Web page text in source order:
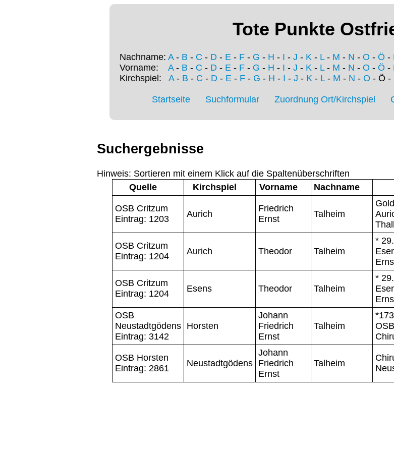
Tote Punkte
Nachname: A- B - C - D - E - F - G - H - I - J - K - L- M - N - O - Ö -
Vorname: A- B - C - D - E - F - G - H - I - J - K - L- M - N - O - Ö -
Kirchspiel: A- B - C - D- E- F- G - H - I - J - K- L- M - N - O - Ö -
Startseite Suchformular Zuordnung Ort/Kirchspiel
Suchergebnisse
Hinweis: Sortieren mit einem Klick auf die Spaltenüberschriften
Quelle
Kirchspiel Vorname Nachname
OSB Critzum
Eintrag: 1203
Aurich
Friedrich
Ernst
Talheim
OSB Critzum
Eintrag: 1204
Aurich Theodor Talheim
*
OSB Critzum
Eintrag: 1204
Esens Theodor Talheim
*
OSB
Neustadtgödens
Eintrag: 3142
Horsten
Johann
Friedrich
Ernst
Talheim
OSB Horsten
Eintrag: 2861
Neustadtgödens
Johann
Friedrich
Ernst
Talheim